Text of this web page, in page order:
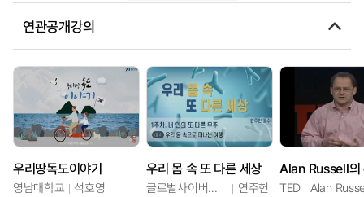
연관공개강의
우리땅독도이야기
영남대학교 석호영
우리 몸 속 또 다른 세상
글로벌사이버대학교 연주헌 TED Alan